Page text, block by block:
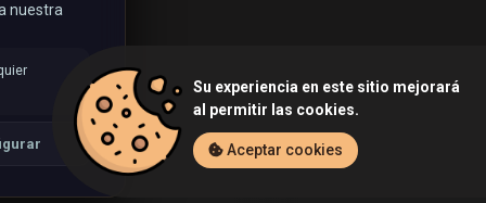
nuestra
Su experiencia en este sitio mejorará
al permitir las cookies.
Aceptar cookies